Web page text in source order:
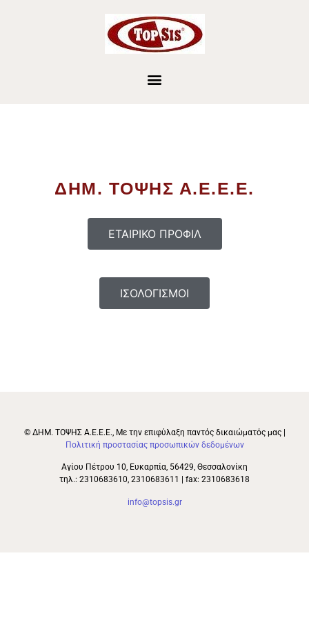
ΔΗΜ. ΤΟΨΗΣ Α.Ε.Ε.Ε.
ΕΤΑΙΡΙΚΟ ΠΡΟΦΙΛ
ΙΣΟΛΟΓΙΣΜΟΙ
© ΔΗΜ. ΤΟΨΗΣ Α.Ε.Ε.Ε., Με την επιφύλαξη παντός δικαιώματός μας |
Πολιτική προστασίας προσωπικών δεδομένων
Αγίου Πέτρου 10, Ευκαρπία, 56429, Θεσσαλονίκη
τηλ.: 2310683610, 2310683611 | fax: 2310683618
info@topsis.gr